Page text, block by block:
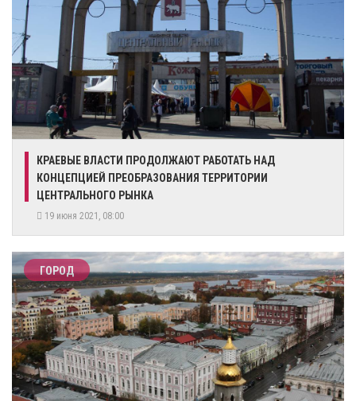
КРАЕВЫЕ ВЛАСТИ ПРОДОЛЖАЮТ РАБОТАТЬ НАД
КОНЦЕПЦИЕЙ ПРЕОБРАЗОВАНИЯ ТЕРРИТОРИИ
ЦЕНТРАЛЬНОГО РЫНКА
19 июня 2021, 08:00
ГОРОД